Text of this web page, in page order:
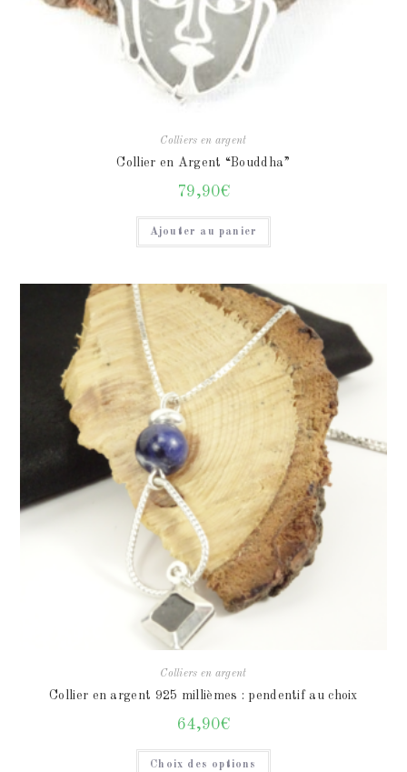
Colliers en argent
Collier en Argent “Bouddha”
79,90€
Ajouter au panier
Colliers en argent
Collier en argent 925 millièmes : pendentif au choix
64,90€
Choix des options